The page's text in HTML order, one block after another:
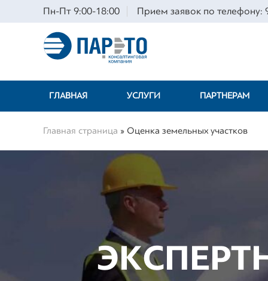
Пн-Пт 9:00-18:00 Прием заявок по телефону:
ГЛАВНАЯ УСЛУГИ ПАРТНЕРАМ
Главная страница » Оценка земельных участков